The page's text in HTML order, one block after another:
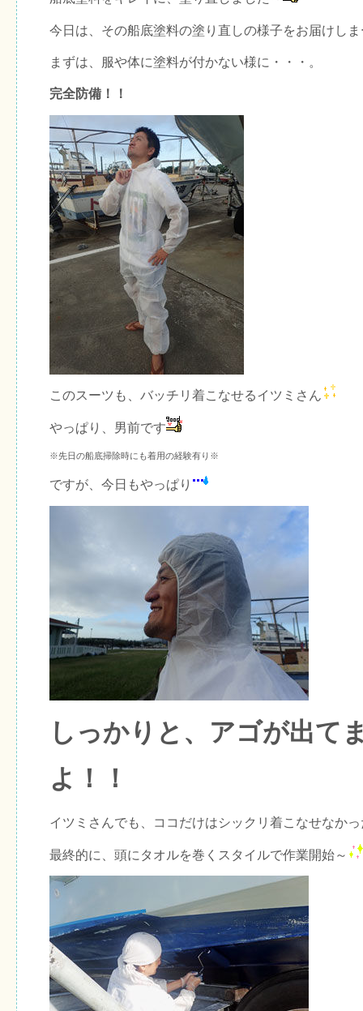
今日は、その船底塗料の塗り直しの様子をお届けし
まずは、服や体に塗料が付かない様に・・・。
完全防備！！
このスーツも、バッチリ着こなせるイツミさん
やっぱり、男前です
※先日の船底掃除時にも着用の経験有り※
ですが、今日もやっぱり
しっかりと、アゴが出て
よ！！
イツミさんでも、ココだけはシックリ着こなせなか
最終的に、頭にタオルを巻くスタイルで作業開始～